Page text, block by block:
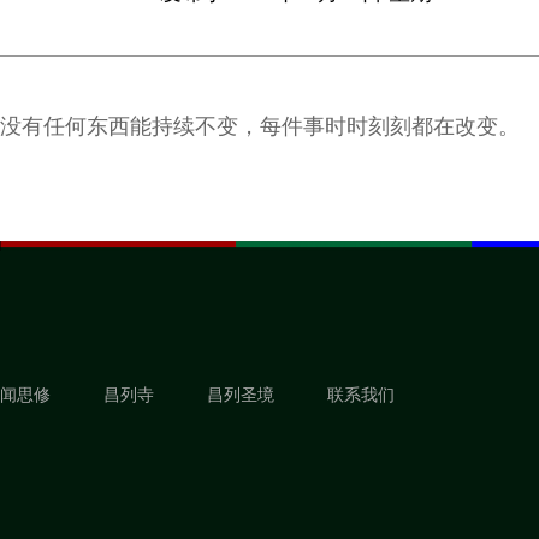
没有任何东西能持续不变，每件事时时刻刻都在改变。
闻思修 昌列寺 昌列圣境 联系我们